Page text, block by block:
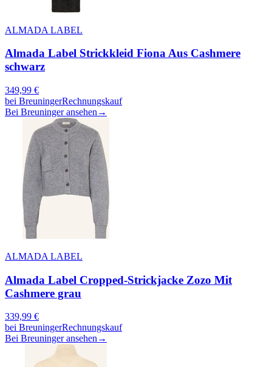
ALMADA LABEL
Almada Label Strickkleid Fiona Aus Cashmere
schwarz
349,99 €
bei BreuningerRechnungskauf
Bei Breuninger ansehen →
ALMADA LABEL
Almada Label Cropped-Strickjacke Zozo Mit
Cashmere grau
339,99 €
bei BreuningerRechnungskauf
Bei Breuninger ansehen→